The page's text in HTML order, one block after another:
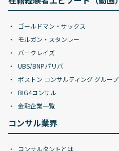
ゴールドマン・サックス
モルガン・スタンレー
バークレイズ
UBS/BNPパリバ
ボストン コンサルティング グループ
BIG4コンサル
金融企業一覧
コンサル業界
コンサルタントとは